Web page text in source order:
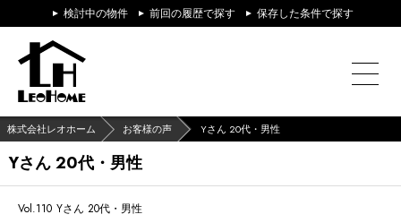
検討中の物件 前回の履歴で探す 保存した条件で探す
株式会社レオホーム お客様の声 Yさん 20代・男性
Yさん 20代・男性
Vol.110 Yさん 20代・男性